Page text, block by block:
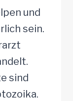
und
sein.
sind